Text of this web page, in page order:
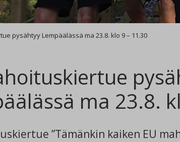
pysähtyy Lempäälässä ma 23.8. klo 9 – 11.30
ma 23.8.
”Tämänkin kaiken EU